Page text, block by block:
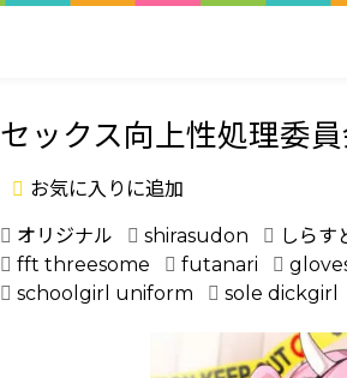
セックス向上性処理委
お気に入りに追加
オリジナル shirasudon しらす
fft threesome
futanari
schoolgirl uniform
sole dickgirl